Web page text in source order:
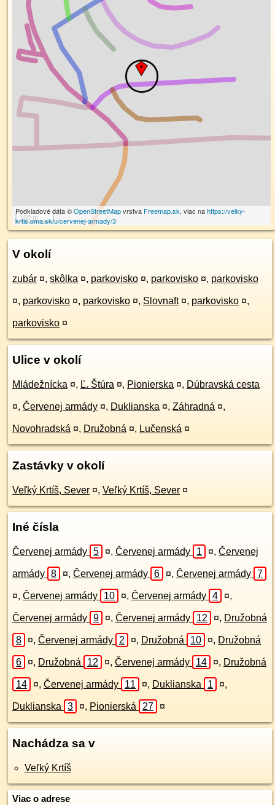
100 m
Podkladové dáta ©OpenStreetMapvrstva Freemap.sk, viac nahttps://velky-
krtis.oma.sk/u/cervenej-armady/3
V okolí
zubár ¤, skôlka ¤, parkovisko ¤, parkovisko ¤, parkovisko
¤, parkovisko ¤, parkovisko ¤, Slovnaft ¤, parkovisko ¤,
parkovisko ¤
Ulice v okolí
Mládežnícka ¤, Ľ. Štúra ¤, Pionierska ¤, Dúbravská cesta
¤, Červenej armády ¤, Duklianska ¤, Záhradná ¤,
Novohradská ¤, Družobná ¤, Lučenská ¤
Zastávky v okolí
Veľký Krtíš, Sever ¤, Veľký Krtíš, Sever ¤
Iné čísla
Červenej armády 5 ¤, Červenej armády 1 ¤, Červenej
armády 8 ¤, Červenej armády 6 ¤, Červenej armády 7
¤, Červenej armády 10 ¤, Červenej armády 4 ¤,
Červenej armády 9 ¤, Červenej armády 12 ¤, Družobná
8 ¤, Červenej armády 2 ¤, Družobná 10 ¤, Družobná
6 ¤, Družobná 12 ¤, Červenej armády 14 ¤, Družobná
14 ¤, Červenej armády 11 ¤, Duklianska 1 ¤,
Duklianska 3 ¤, Pionierská 27 ¤
Nachádza sa v
Veľký Krtíš
Viac o adrese